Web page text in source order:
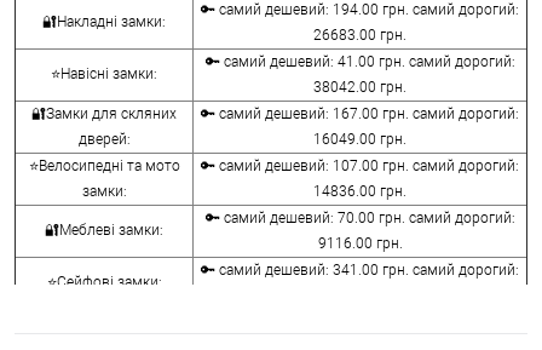
🔐Накладні замки:
🔑 самий дешевий: 194.00 грн. самий дорогий:
26683.00 грн.
⭐Навісні замки:
🔑 самий дешевий: 41.00 грн. самий дорогий:
38042.00 грн.
🔐Замки для скляних
дверей:
🔑 самий дешевий: 167.00 грн. самий дорогий:
16049.00 грн.
⭐Велосипедні та мото
замки:
🔑 самий дешевий: 107.00 грн. самий дорогий:
14836.00 грн.
🔐Меблеві замки:
🔑 самий дешевий: 70.00 грн. самий дорогий:
9116.00 грн.
⭐Сейфові замки:
🔑 самий дешевий: 341.00 грн. самий дорогий:
🔐Кодові замки: